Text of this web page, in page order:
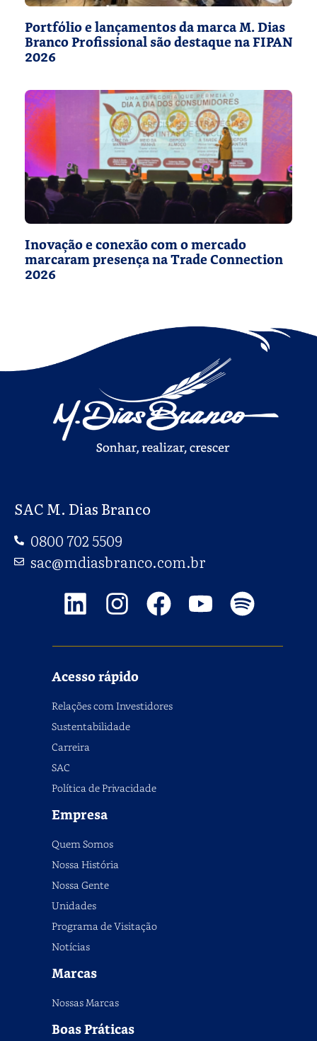
Portfólio e lançamentos da marca M. Dias
Branco Profissional são destaque na FIPAN
2026
Inovação e conexão com o mercado
marcaram presença na Trade Connection
2026
SAC M. Dias Branco
0800 702 5509
sac@mdiasbranco.com.br
Acesso rápido
Relações com Investidores
Sustentabilidade
Carreira
SAC
Política de Privacidade
Empresa
Quem Somos
Nossa História
Nossa Gente
Unidades
Programa de Visitação
Notícias
Marcas
Nossas Marcas
Boas Práticas